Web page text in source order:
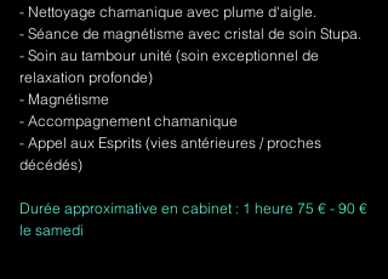
- Nettoyage chamanique avec plume d'aigle.
- Séance de magnétisme avec cristal de soin Stupa.
- Soin au tambour unité (soin exceptionnel de
relaxation profonde)
- Magnétisme
- Accompagnement chamanique
- Appel aux Esprits (vies antérieures / proches
décédés)
Durée approximative en cabinet : 1 heure 75 € - 90 €
le samedi